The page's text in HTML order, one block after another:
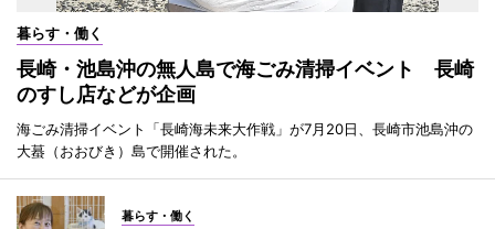
暮らす・働く
長崎・池島沖の無人島で海ごみ清掃イベント 長崎
のすし店などが企画
海ごみ清掃イベント「長崎海未来大作戦」が7月20日、長崎市池島沖の
大蟇（おおびき）島で開催された。
暮らす・働く